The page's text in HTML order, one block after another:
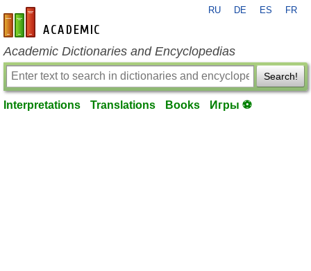
en-academic.com
RU DE ES FR
Academic Dictionaries and Encyclopedias
Search!
Interpretations Translations Books Игры ⚽